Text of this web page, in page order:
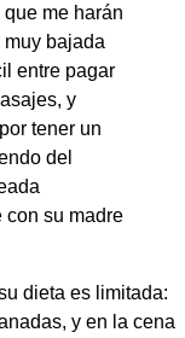
me harán
bajada
entre pagar
y
tener un
del
con su madre
dieta es limitada:
y en la cena